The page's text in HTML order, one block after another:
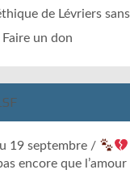
de Lévriers
un don
19 septembre /
encore que